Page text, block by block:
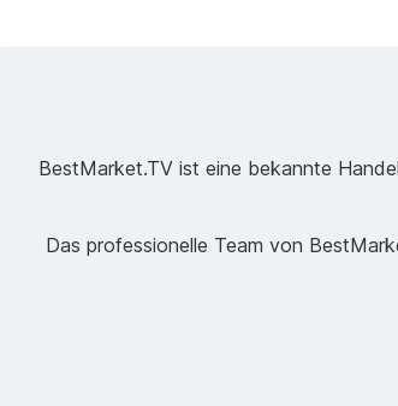
BestMarket.TV ist eine bekannte
Das professionelle Team von